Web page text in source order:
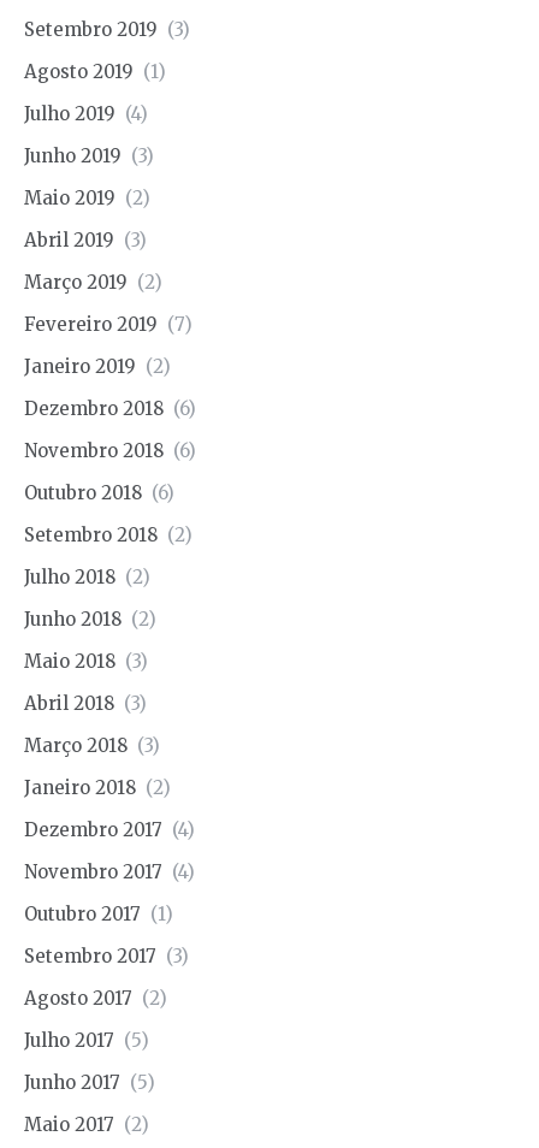
Setembro 2019 (3)
Agosto 2019 (1)
Julho 2019 (4)
Junho 2019 (3)
Maio 2019 (2)
Abril 2019 (3)
Março 2019 (2)
Fevereiro 2019 (7)
Janeiro 2019 (2)
Dezembro 2018 (6)
Novembro 2018 (6)
Outubro 2018 (6)
Setembro 2018 (2)
Julho 2018 (2)
Junho 2018 (2)
Maio 2018 (3)
Abril 2018 (3)
Março 2018 (3)
Janeiro 2018 (2)
Dezembro 2017 (4)
Novembro 2017 (4)
Outubro 2017 (1)
Setembro 2017 (3)
Agosto 2017 (2)
Julho 2017 (5)
Junho 2017 (5)
Maio 2017 (2)